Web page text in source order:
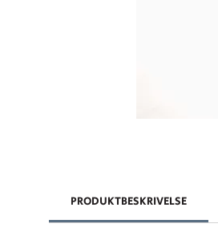
PRODUKTBESKRIVELSE